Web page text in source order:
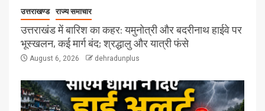
उत्तराखण्ड राज्य समाचार
उत्तराखंड में बारिश का कहर: यमुनोत्री और बदरीनाथ हाईवे पर
भूस्खलन, कई मार्ग बंद; श्रद्धालु और यात्री फंसे
August 6, 2026 dehradunplus